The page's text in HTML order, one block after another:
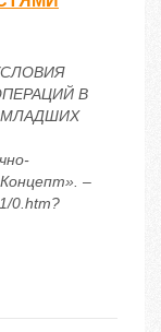
В
МЛАДШИХ
–
0.htm?